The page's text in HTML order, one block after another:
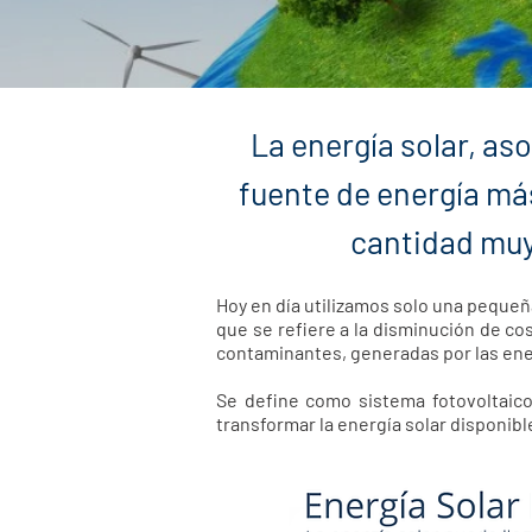
La energía solar,
fuente de energía
cantidad
Hoy en día utilizamos solo una
que se refiere a la disminución de
contaminantes, generadas por las
Se define como sistema
transformar la energía solar